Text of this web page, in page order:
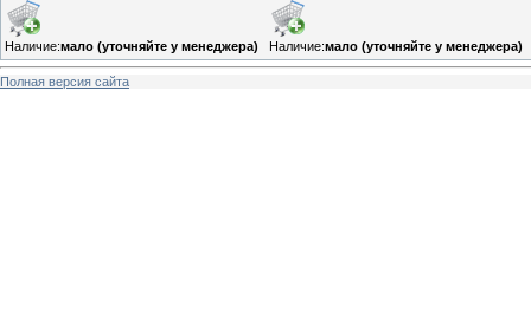
Наличие:мало (уточняйте у менеджера) Наличие:мало (уточняйте у менеджера)
Полная версия сайта